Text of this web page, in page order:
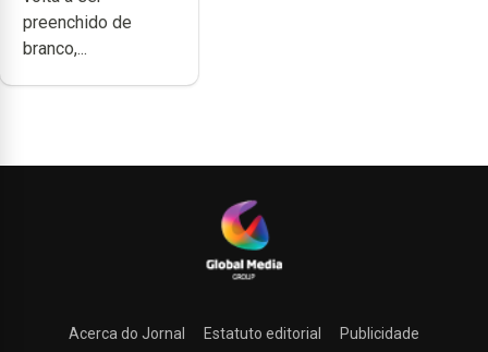
preenchido de
branco,...
Acerca do Jornal Estatuto editorial Publicidade